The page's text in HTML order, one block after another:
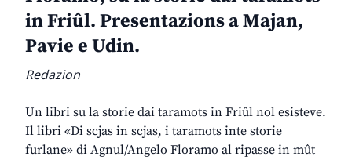
in Friûl. Presentazions a Majan,
Pavie e Udin.
Redazion
Un libri su la storie dai taramots in Friûl nol esisteve.
Il libri «Di scjas in scjas, i taramots inte storie
furlane» di Agnul/Angelo Floramo al ripasse in mût